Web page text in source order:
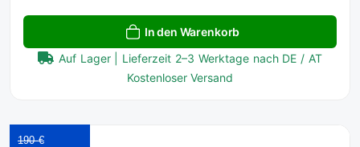
In den Warenkorb
Auf Lager | Lieferzeit 2–3 Werktage nach DE / AT
Kostenloser Versand
190 €